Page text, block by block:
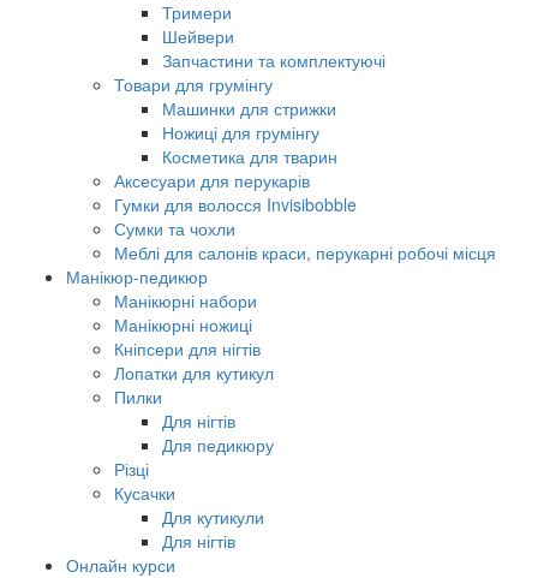
Тримери
Шейвери
Запчастини та комплектуючі
Товари для грумінгу
Машинки для стрижки
Ножиці для грумінгу
Косметика для тварин
Аксесуари для перукарів
Гумки для волосся Invisibobble
Сумки та чохли
Меблі для салонів краси, перукарні робочі місця
Манікюр-педикюр
Манікюрні набори
Манікюрні ножиці
Кніпсери для нігтів
Лопатки для кутикул
Пилки
Для нігтів
Для педикюру
Різці
Кусачки
Для кутикули
Для нігтів
Онлайн курси